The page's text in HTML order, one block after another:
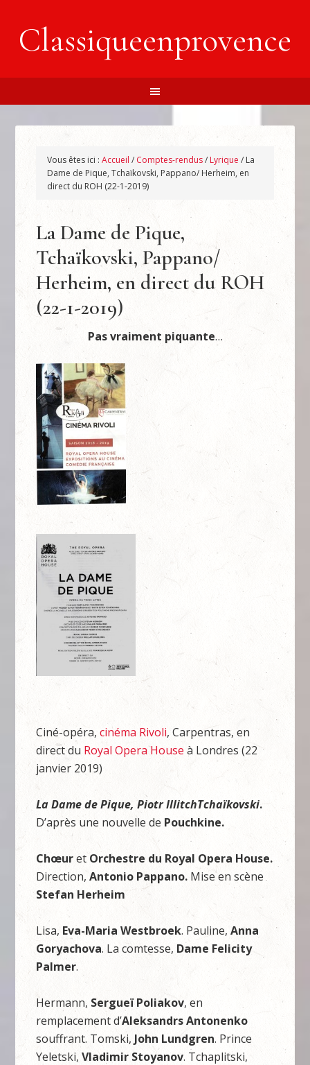
Classiqueenprovence
Vous êtes ici :Accueil / Comptes-rendus/ Lyrique / La
Dame de Pique, Tchaïkovski, Pappano/ Herheim, en
direct du ROH (22-1-2019)
La Dame de Pique,
Tchaïkovski, Pappano/
Herheim, en direct du ROH
(22-1-2019)
Pas vraiment piquante…
Ciné-opéra,cinéma Rivoli, Carpentras, en
direct du Royal Opera House à Londres (22
janvier 2019)
La Dame de Pique, Piotr IllitchTchaïkovski.
D’après une nouvelle de Pouchkine.
Chœuret Orchestre du Royal Opera House.
Direction,Antonio Pappano. Mise en scène
Stefan Herheim
Lisa, Eva-Maria Westbroek. Pauline,Anna
Goryachova. La comtesse, Dame Felicity
Palmer.
Hermann, Sergueï Poliakov, en
remplacement d’Aleksandrs Antonenko
souffrant. Tomski, John Lundgren. Prince
Yeletski,Vladimir Stoyanov. Tchaplitski,